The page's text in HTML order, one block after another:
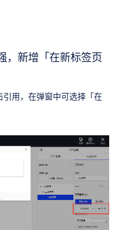
，新增「在新标签页
用，在弹窗中可选择「在